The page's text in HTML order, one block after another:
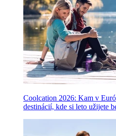
Coolcation 2026: Kam v
destinácií, kde si leto užijete